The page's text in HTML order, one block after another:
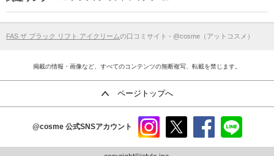
FAS ザ ブラック リフト アイクリームの口コミサイト - @cosme（アットコスメ）
掲載の情報・画像など、すべてのコンテンツの無断複写、転載を禁じます。
ページトップへ
@cosme 公式SNSアカウント
ram